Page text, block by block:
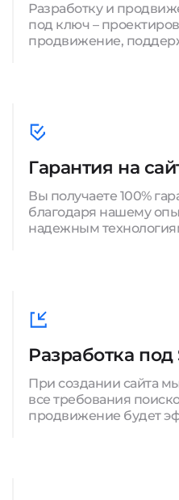
Разработку и
под ключ –
продвижение,
Гарантия на
Вы получаете 100%
благодаря нашему
надежным
Разработка под
При создании сайта
все требования
продвижение будет